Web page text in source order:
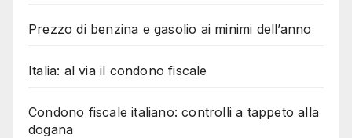
Prezzo di benzina e gasolio ai minimi dell’anno
Italia: al via il condono fiscale
Condono fiscale italiano: controlli a tappeto alla
dogana